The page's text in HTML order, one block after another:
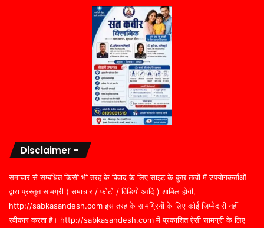
Disclaimer –
समाचार से सम्बंधित किसी भी तरह के विवाद के लिए साइट के कुछ तत्वों में उपयोगकर्ताओं
द्वारा प्रस्तुत सामग्री ( समाचार / फोटो / विडियो आदि ) शामिल होगी,
http://sabkasandesh.com इस तरह के सामग्रियों के लिए कोई ज़िम्मेदारी नहीं
स्वीकार करता है। http://sabkasandesh.com में प्रकाशित ऐसी सामग्री के लिए